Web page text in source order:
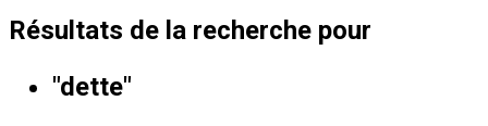
Résultats de la recherche pour
"dette"